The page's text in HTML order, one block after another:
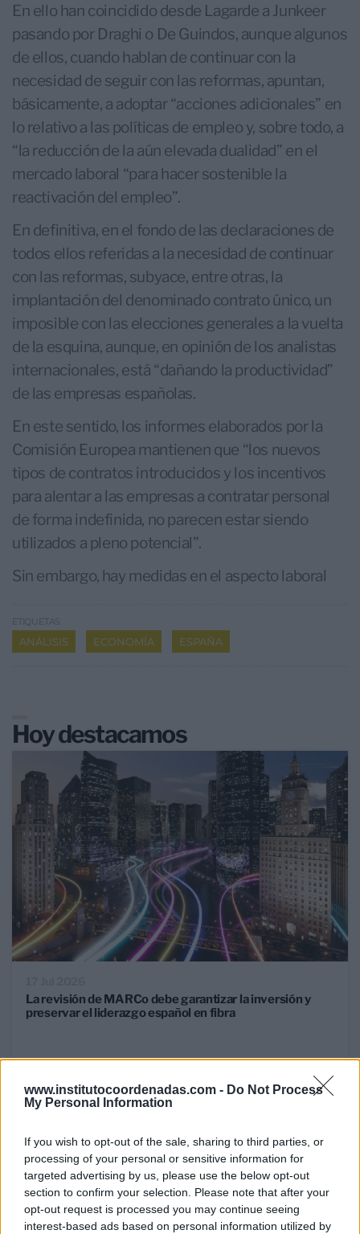
www.institutocoordenadas.com - Do Not Process
My Personal Information
If you wish to opt-out of the sale, sharing to third parties, or
processing of your personal or sensitive information for
targeted advertising by us, please use the below opt-out
section to confirm your selection. Please note that after your
opt-out request is processed you may continue seeing
interest-based ads based on personal information utilized by
En ello han coincidido desde Lagarde a Junkeer
pasando por Draghi o De Guindos, aunque algunos
de ellos, cuando hablan de continuar con la
necesidad de seguir con las reformas, apuntan,
básicamente, a adoptar “acciones adicionales” en
lo relativo a las políticas de empleo y, sobre todo, a
“la reducción de la aún elevada dualidad” en el
mercado laboral “para hacer sostenible la
reactivación del empleo”.
En definitiva, en el fondo de las declaraciones de
todos ellos referidas a la necesidad de continuar
con las reformas, subyace, entre otras, la
implantación del denominado contrato único, un
imposible con las elecciones generales a la vuelta
de la esquina, aunque, en opinión de los analistas
internacionales, está “dañando la productividad”
de las empresas españolas.
En este sentido, los informes elaborados por la
Comisión Europea mantienen que “los nuevos
tipos de contratos introducidos y los incentivos
para alentar a las empresas a contratar personal
de forma indefinida, no parecen estar siendo
utilizados a pleno potencial”.
Sin embargo, hay medidas en el aspecto laboral
ANÁLISIS ECONOMÍA ESPAÑA
Hoy destacamos
La revisión de MARCo debe garantizar la inversión y
preservar el liderazgo español en fibra